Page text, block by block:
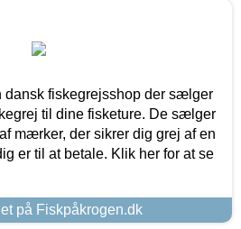
dansk fiskegrejsshop der sælger
til dine fisketure. De sælger
mærker, der sikrer dig grej af en
er til at betale. Klik her for at se
på Fiskpåkrogen.dk